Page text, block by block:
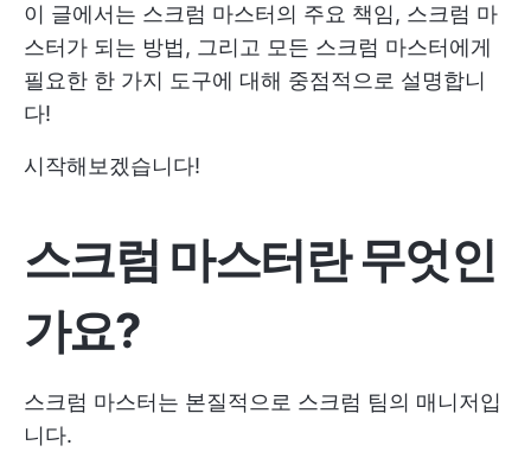
이 글에서는 스크럼 마스터의 주요 책임, 스크럼 마
스터가 되는 방법, 그리고 모든 스크럼 마스터에게
필요한 한 가지 도구에 대해 중점적으로 설명합니
다!
시작해보겠습니다!
스크럼 마스터란 무엇인
가요?
스크럼 마스터는 본질적으로 스크럼 팀의 매니저입
니다.